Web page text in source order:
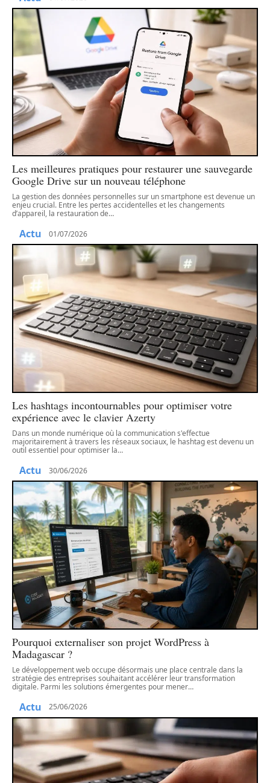
Les meilleures pratiques pour restaurer une sauvegarde
Google Drive sur un nouveau téléphone
La gestion des données personnelles sur un smartphone est devenue un
enjeu crucial. Entre les pertes accidentelles et les changements
d’appareil, la restauration de…
Actu 01/07/2026
Les hashtags incontournables pour optimiser votre
expérience avec le clavier Azerty
Dans un monde numérique où la communication s'effectue
majoritairement à travers les réseaux sociaux, le hashtag est devenu un
outil essentiel pour optimiser la…
Actu 30/06/2026
Pourquoi externaliser son projet WordPress à
Madagascar ?
Le développement web occupe désormais une place centrale dans la
stratégie des entreprises souhaitant accélérer leur transformation
digitale. Parmi les solutions émergentes pour mener…
Actu 25/06/2026